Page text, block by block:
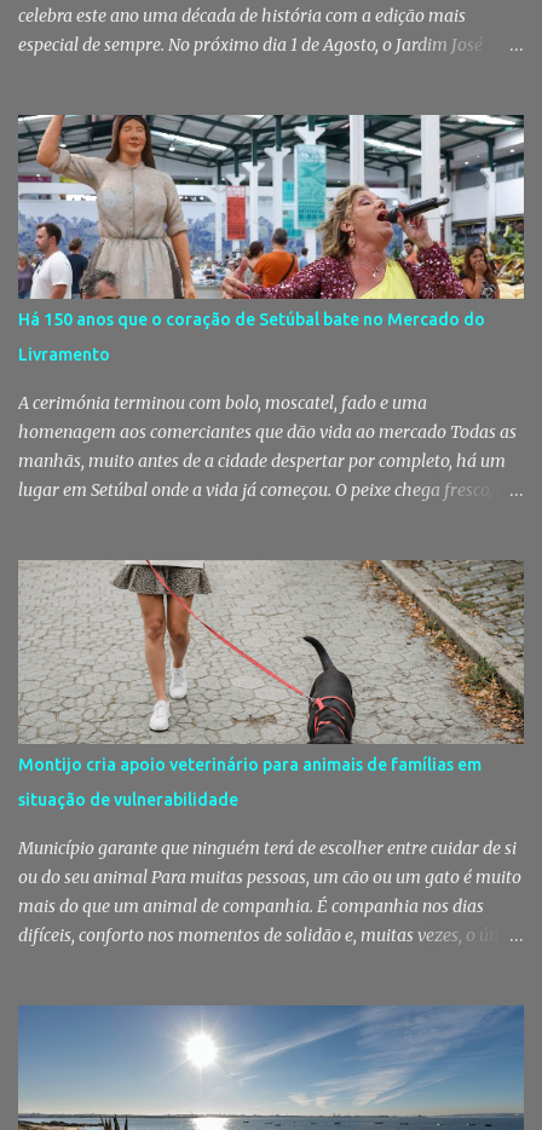
celebra este ano uma década de história com a edição mais
especial de sempre. No próximo dia 1 de Agosto, o Jardim José
que parte das receitas reverterá para a Associação Humanitária
dos Bombeiros Voluntários do Pinhal Novo, reforçando o espírito
comunitário que sempre distinguiu este evento. O branco é a cor
essencial da festa de 1 de Agosto no Pinhal Novo 10 anos depois da
primeira edição, a White Party continua a ser muito mais do que
uma pista de dança ao ar livre. É um ponto de encontro entre
gerações, um momento de reencontro entre amigos e famílias,
mas também o reflexo daquilo que distingue o Pinhal Novo: a
capacidade de transformar uma ideia simples numa tradição que
mobiliza milhares de pessoas. Todos os anos, quando ch...
Há 150 anos que o coração de Setúbal bate no Mercado do
Livramento
A cerimónia terminou com bolo, moscatel, fado e uma
homenagem aos comerciantes que dão vida ao mercado Todas as
manhãs, muito antes de a cidade despertar por completo, há um
lugar em Setúbal onde a vida já começou. O peixe chega fresco, os
fruta, das ervas e do pão acabado de cozer. Há 150 anos que esta
rotina se repete no Mercado do Livramento, um espaço que
continua a ser muito mais do que um mercado: é um dos maiores
símbolos da identidade setubalense. Mercado celebrou 150 anos
no último dia de Julho Foi considerado pela revista norte-
americana USA Today um dos melhores mercados de peixe do
mundo. Mas, para os setubalenses, o Mercado do Livramento vale
muito mais do que qualquer distinção internacional. O Mercado do
Livramento assinalou, no dia 31 de Julho, os 150 anos de existência
com uma cerimónia comemorativa na qual a Câmara Municipal
de Setúbal desta...
Montijo cria apoio veterinário para animais de famílias em
situação de vulnerabilidade
Município garante que ninguém terá de escolher entre cuidar de si
ou do seu animal Para muitas pessoas, um cão ou um gato é muito
mais do que um animal de companhia. É companhia nos dias
difíceis, conforto nos momentos de solidão e, muitas vezes, o único
garantir cuidados básicos de saúde aos animais pertencentes a
utentes do Centro de Acolhimento de Emergência Social,
reforçando simultaneamente a proteção animal e o apoio às
pessoas em situação de maior vulnerabilidade. Cuidados de saúde